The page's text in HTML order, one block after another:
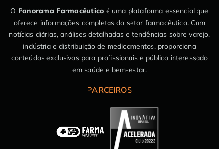
O Panorama Farmacêutico é uma plataforma essencial que
oferece informações completas do setor farmacêutico. Com
notícias diárias, análises detalhadas e tendências sobre varejo,
indústria e distribuição de medicamentos, proporciona
conteúdos exclusivos para profissionais e público interessado
em saúde e bem-estar.
PARCEIROS